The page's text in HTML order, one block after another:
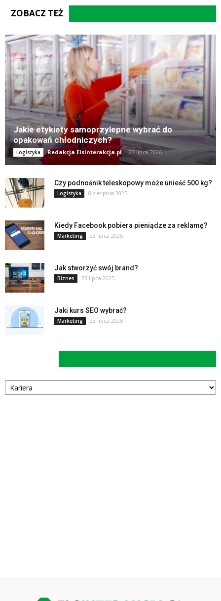
ZOBACZ TEŻ
Jakie etykiety samoprzylepne wybrać do
opakowań chłodniczych?
Logistyka Redakcja Elsinterakcja.pl - 23 lipca 2026
Czy podnośnik teleskopowy może unieść 500 kg?
Logistyka 8 sierpnia 2025
Kiedy Facebook pobiera pieniądze za reklamę?
Marketing 23 lipca 2025
Jak stworzyć swój brand?
Biznes 23 lipca 2025
Jaki kurs SEO wybrać?
Marketing 23 lipca 2025
Kategorie